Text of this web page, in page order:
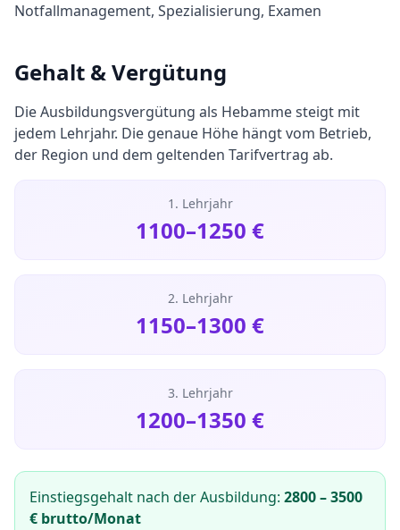
Notfallmanagement, Spezialisierung, Examen
Gehalt & Vergütung
Die Ausbildungsvergütung als Hebammesteigt mit
jedem Lehrjahr. Die genaue Höhe hängt vom Betrieb,
der Region und dem geltenden Tarifvertrag ab.
1. Lehrjahr
1100–1250 €
2. Lehrjahr
1150–1300 €
3. Lehrjahr
1200–1350 €
Einstiegsgehalt nach der Ausbildung: 2800–3500
€ brutto/Monat